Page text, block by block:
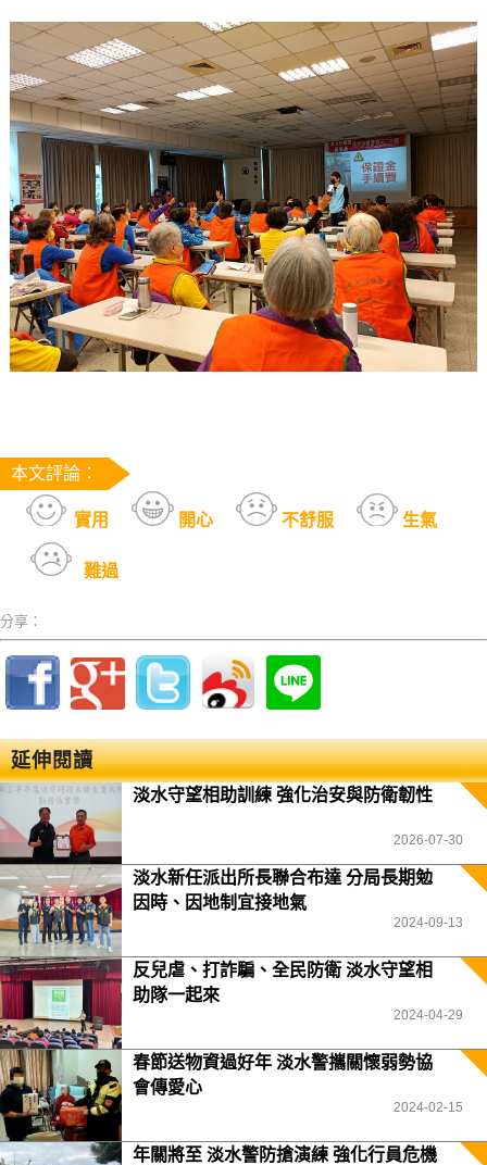
本文評論：
實用 開心 不舒服 生氣
難過
分享：
延伸閱讀
淡水守望相助訓練 強化治安與防衛韌性
2026-07-30
淡水新任派出所長聯合布達 分局長期勉
因時、因地制宜接地氣
2024-09-13
反兒虐、打詐騙、全民防衛 淡水守望相
助隊一起來
2024-04-29
春節送物資過好年 淡水警攜關懷弱勢協
會傳愛心
2024-02-15
年關將至 淡水警防搶演練 強化行員危機